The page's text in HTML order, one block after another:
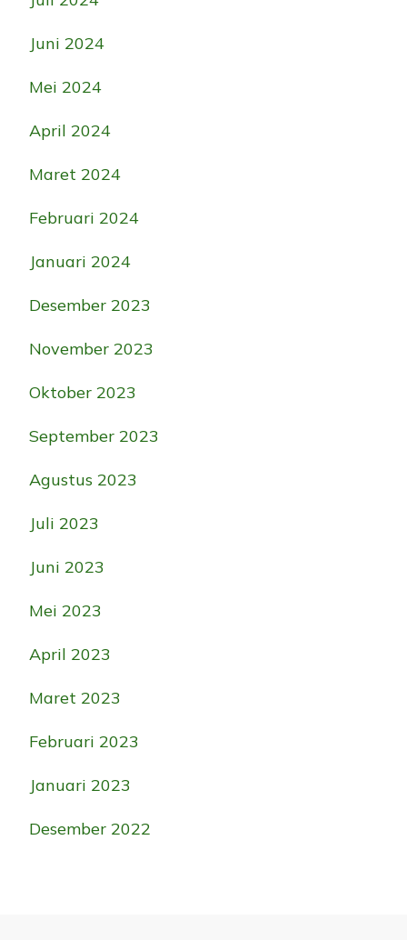
Juni 2024
Mei 2024
April 2024
Maret 2024
Februari 2024
Januari 2024
Desember 2023
November 2023
Oktober 2023
September 2023
Agustus 2023
Juli 2023
Juni 2023
Mei 2023
April 2023
Maret 2023
Februari 2023
Januari 2023
Desember 2022